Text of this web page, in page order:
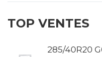
TOP VENTES
285/40R20